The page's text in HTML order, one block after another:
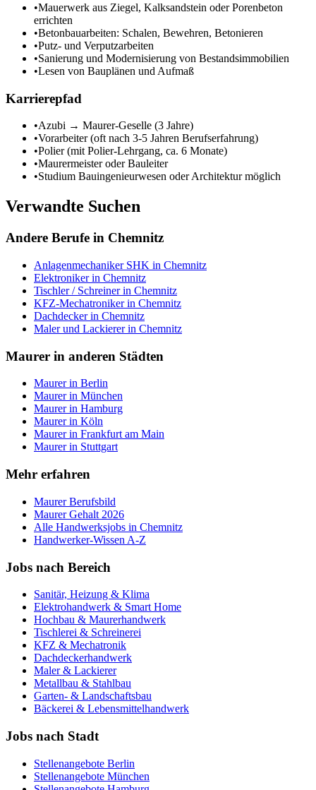
•Mauerwerk aus Ziegel, Kalksandstein oder Porenbeton
errichten
•Betonbauarbeiten: Schalen, Bewehren, Betonieren
•Putz- und Verputzarbeiten
•Sanierung und Modernisierung von Bestandsimmobilien
•Lesen von Bauplänen und Aufmaß
Karrierepfad
•Azubi → Maurer-Geselle (3 Jahre)
•Vorarbeiter (oft nach 3-5 Jahren Berufserfahrung)
•Polier (mit Polier-Lehrgang, ca. 6 Monate)
•Maurermeister oder Bauleiter
•Studium Bauingenieurwesen oder Architektur möglich
Verwandte Suchen
Andere Berufe in Chemnitz
Anlagenmechaniker SHK in Chemnitz
Elektronikerin Chemnitz
Tischler / Schreinerin Chemnitz
KFZ-Mechatronikerin Chemnitz
Dachdeckerin Chemnitz
Maler und Lackiererin Chemnitz
Maurer in anderen Städten
Maurerin Berlin
Maurerin München
Maurerin Hamburg
Maurerin Köln
Maurerin Frankfurt am Main
Maurerin Stuttgart
Mehr erfahren
MaurerBerufsbild
MaurerGehalt 2026
Alle Handwerksjobs in Chemnitz
Handwerker-Wissen A-Z
Jobs nach Bereich
Sanitär, Heizung & Klima
Elektrohandwerk & Smart Home
Hochbau & Maurerhandwerk
Tischlerei & Schreinerei
KFZ & Mechatronik
Dachdeckerhandwerk
Maler & Lackierer
Metallbau & Stahlbau
Garten- & Landschaftsbau
Bäckerei & Lebensmittelhandwerk
Jobs nach Stadt
Stellenangebote Berlin
Stellenangebote München